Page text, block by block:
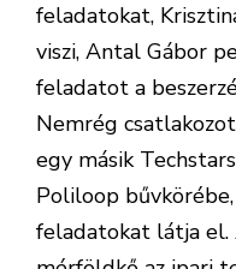
feladatokat,
viszi, Antal Gábor
feladatot a
Nemrég
egy másik
Poliloop
feladatokat látja el.